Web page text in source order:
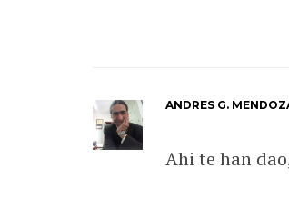
ANDRES G.
Ahi te han